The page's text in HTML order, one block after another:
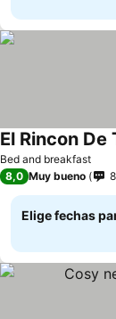
Bed and breakfast
El Rincon De
8,0 Muy bueno 8
Elige fechas